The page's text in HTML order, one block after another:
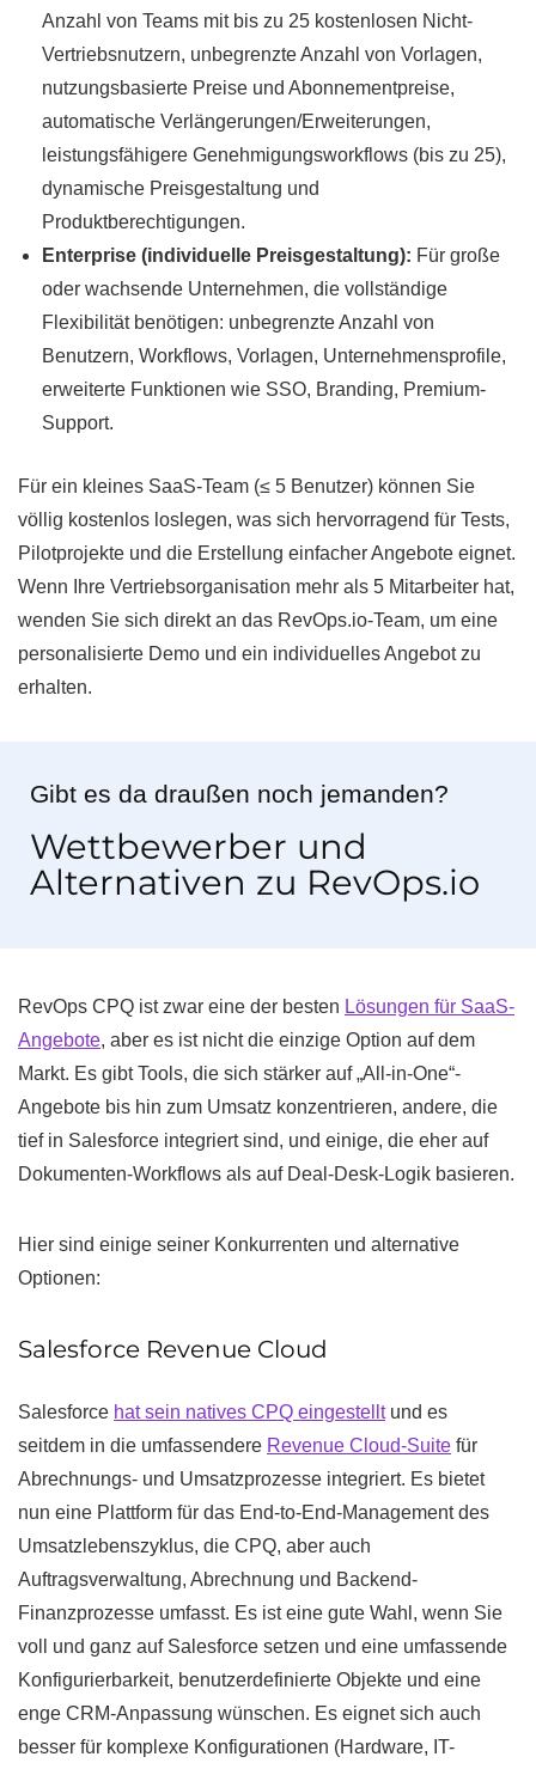
Anzahl von Teams mit bis zu 25 kostenlosen Nicht-
Vertriebsnutzern, unbegrenzte Anzahl von Vorlagen,
nutzungsbasierte Preise und Abonnementpreise,
automatische Verlängerungen/Erweiterungen,
leistungsfähigere Genehmigungsworkflows (bis zu 25),
dynamische Preisgestaltung und
Produktberechtigungen.
Enterprise (individuelle Preisgestaltung): Für große
oder wachsende Unternehmen, die vollständige
Flexibilität benötigen: unbegrenzte Anzahl von
Benutzern, Workflows, Vorlagen, Unternehmensprofile,
erweiterte Funktionen wie SSO, Branding, Premium-
Support.
Für ein kleines SaaS-Team (≤ 5 Benutzer) können Sie
völlig kostenlos loslegen, was sich hervorragend für Tests,
Pilotprojekte und die Erstellung einfacher Angebote eignet.
Wenn Ihre Vertriebsorganisation mehr als 5 Mitarbeiter hat,
wenden Sie sich direkt an das RevOps.io-Team, um eine
personalisierte Demo und ein individuelles Angebot zu
erhalten.
Gibt es da draußen noch jemanden?
Wettbewerber und
Alternativen zu RevOps.io
RevOps CPQ ist zwar eine der besten Lösungen für SaaS-
Angebote, aber es ist nicht die einzige Option auf dem
Markt. Es gibt Tools, die sich stärker auf „All-in-One“-
Angebote bis hin zum Umsatz konzentrieren, andere, die
tief in Salesforce integriert sind, und einige, die eher auf
Dokumenten-Workflows als auf Deal-Desk-Logik basieren.
Hier sind einige seiner Konkurrenten und alternative
Optionen:
Salesforce Revenue Cloud
Salesforce hat sein natives CPQ eingestelltund es
seitdem in die umfassendere Revenue Cloud-Suite für
Abrechnungs- und Umsatzprozesse integriert. Es bietet
nun eine Plattform für das End-to-End-Management des
Umsatzlebenszyklus, die CPQ, aber auch
Auftragsverwaltung, Abrechnung und Backend-
Finanzprozesse umfasst. Es ist eine gute Wahl, wenn Sie
voll und ganz auf Salesforce setzen und eine umfassende
Konfigurierbarkeit, benutzerdefinierte Objekte und eine
enge CRM-Anpassung wünschen. Es eignet sich auch
besser für komplexe Konfigurationen (Hardware, IT-